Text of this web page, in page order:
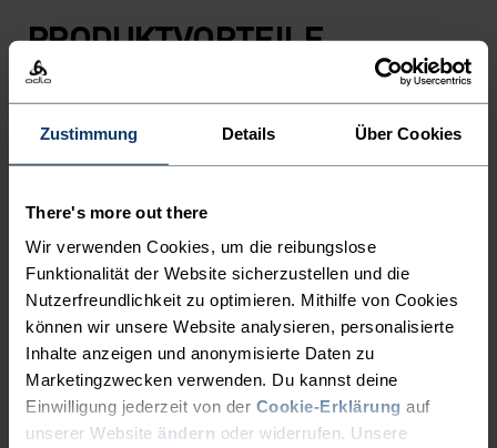
Zustimmung Details Über Cookies
There's more out there
Wir verwenden Cookies, um die reibungslose
Funktionalität der Website sicherzustellen und die
Nutzerfreundlichkeit zu optimieren. Mithilfe von Cookies
können wir unsere Website analysieren, personalisierte
Inhalte anzeigen und anonymisierte Daten zu
Marketingzwecken verwenden. Du kannst deine
Einwilligung jederzeit von der Cookie-Erklärung auf
unserer Website ändern oder widerrufen. Unsere
10°
5°
0°
-5°
-10°
-15°
10°
5°
-5°
-10°
-15°
PRODUKTVORTEILE